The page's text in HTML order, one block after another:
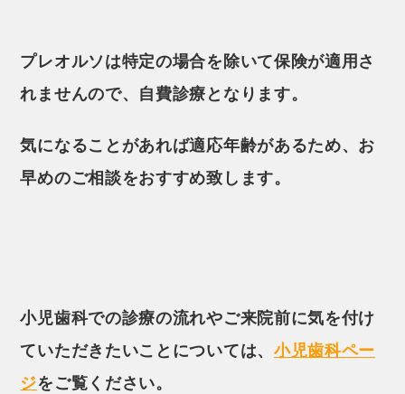
プレオルソは特定の場合を除いて保険が適用さ
れませんので、自費診療となります。
気になることがあれば適応年齢があるため、お
早めのご相談をおすすめ致します。
小児歯科での診療の流れやご来院前に気を付け
ていただきたいことについては、 小児歯科ペー
ジをご覧ください。